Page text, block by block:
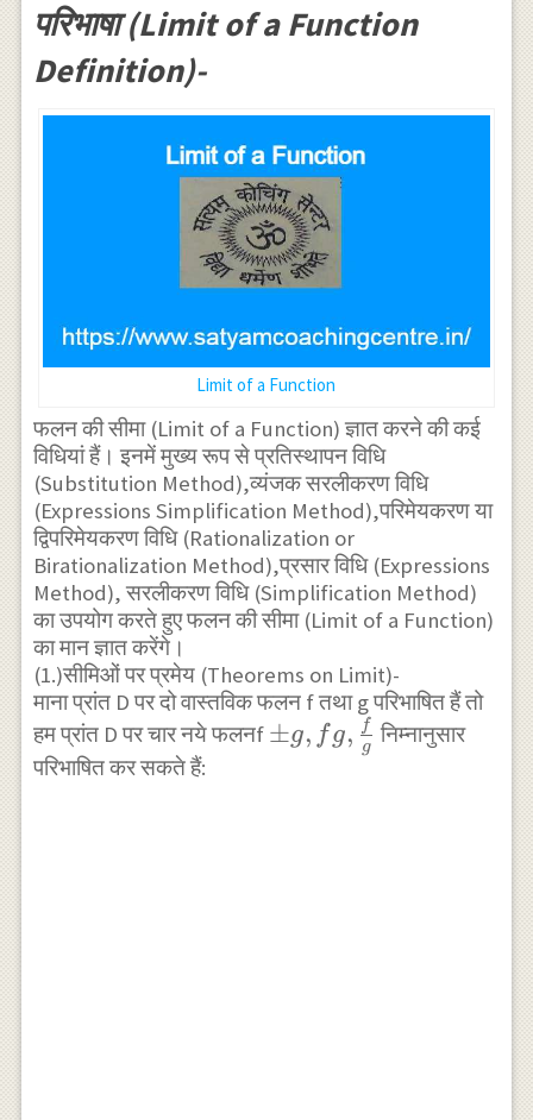
परिभाषा (Limit of a Function
Definition)-
Limit of a Function
फलन की सीमा (Limit of a Function) ज्ञात करने की कई
विधियां हैं। इनमें मुख्य रूप से प्रतिस्थापन विधि
(Substitution Method),व्यंजक सरलीकरण विधि
(Expressions Simplification Method),परिमेयकरण या
द्विपरिमेयकरण विधि (Rationalization or
Birationalization Method),प्रसार विधि (Expressions
Method), सरलीकरण विधि (Simplification Method)
का उपयोग करते हुए फलन की सीमा (Limit of a Function)
का मान ज्ञात करेंगे।
(1.)सीमिओं पर प्रमेय (Theorems on Limit)-
माना प्रांत D पर दो वास्तविक फलन f तथा g परिभाषित हैं तो
हम प्रांत D पर चार नये फलनf \pm g, f
g,\frac{f}
±g, fg, g
f
निम्नानुसार
परिभाषित कर सकते हैं: